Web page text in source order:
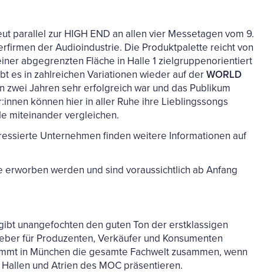
parallel zur HIGH END an allen vier Messetagen vom 9.
der Audioindustrie. Die Produktpalette reicht von
abgegrenzten Fläche in Halle 1 zielgruppenorientiert
es in zahlreichen Variationen wieder auf derWORLD
zwei Jahren sehr erfolgreich war und das Publikum
können hier in aller Ruhe ihre Lieblingssongs
miteinander vergleichen.
Unternehmen finden weitere Informationen auf
werden und sind voraussichtlich ab Anfang
unangefochten den guten Ton der erstklassigen
für Produzenten, Verkäufer und Konsumenten
in München die gesamte Fachwelt zusammen, wenn
und Atrien des MOC präsentieren.